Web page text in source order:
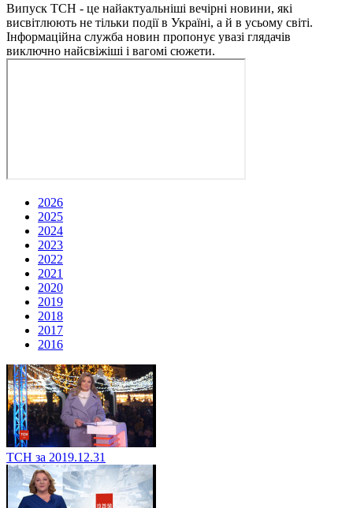
Випуск ТСН - це найактуальніші вечірні новини, які
висвітлюють не тільки події в Україні, а й в усьому світі.
Інформаційна служба новин пропонує увазі глядачів
виключно найсвіжіші і вагомі сюжети.
2026
2025
2024
2023
2022
2021
2020
2019
2018
2017
2016
ТСН за 2019.12.31